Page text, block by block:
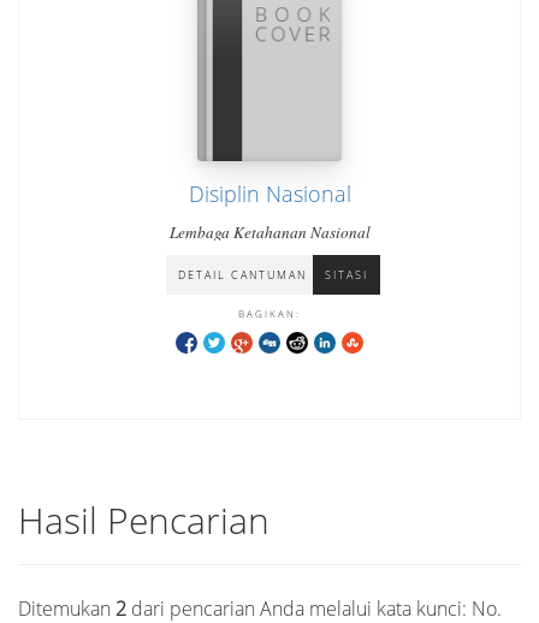
Disiplin Nasional
Lembaga Ketahanan Nasional
DETAIL CANTUMAN SITASI
BAGIKAN:
Hasil Pencarian
Ditemukan 2 dari pencarian Anda melalui kata kunci: No.